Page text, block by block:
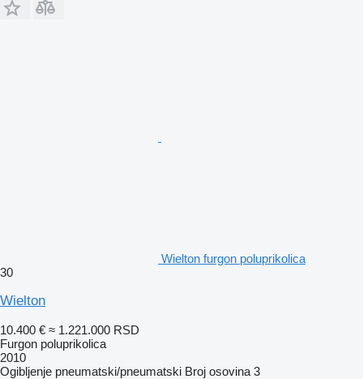
Wielton furgon poluprikolica
30
Wielton
10.400 € ≈ 1.221.000 RSD
Furgon poluprikolica
2010
Ogibljenje pneumatski/pneumatski Broj osovina 3